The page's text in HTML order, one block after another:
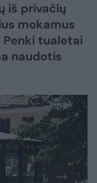
iš privačių
mokamus
tualetai
naudotis